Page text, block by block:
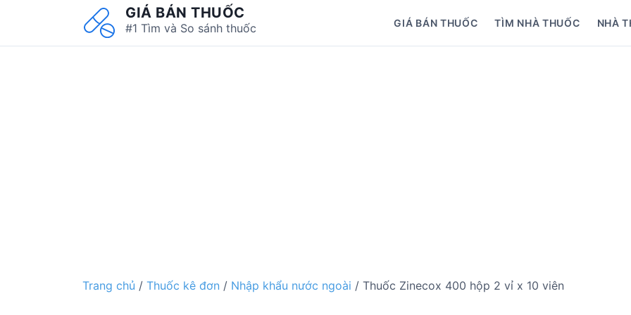
GIÁ BÁN THUỐC
#1 Tìm và So sánh thuốc GIÁ BÁN THUỐC TÌM NHÀ THUỐC NHÀ
Trang chủ / Thuốc kê đơn / Nhập khẩu nước ngoài / Thuốc Zinecox 400 hộp 2 vỉ x 10 viên